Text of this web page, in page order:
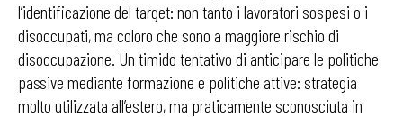
l’identificazione del target: non tanto i lavoratori sospesi o i
disoccupati, ma coloro che sono a maggiore rischio di
disoccupazione. Un timido tentativo di anticipare le politiche
passive mediante formazione e politiche attive: strategia
molto utilizzata all’estero, ma praticamente sconosciuta in